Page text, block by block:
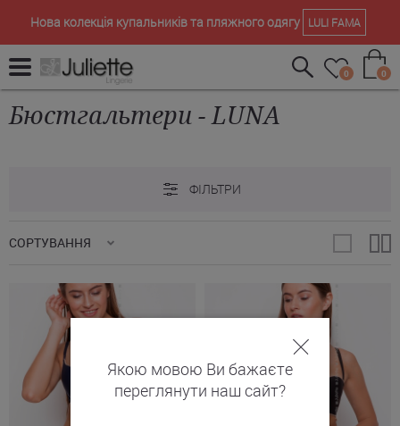
Нова колекція купальників та пляжного одягу LULI FAMA
0 0
Бюстгальтери - LUNA
ФІЛЬТРИ
СОРТУВАННЯ
Якою мовою Ви бажаєте
переглянути наш сайт?